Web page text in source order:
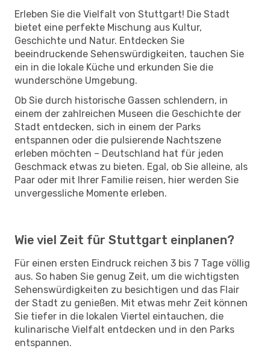
Erleben Sie die Vielfalt von Stuttgart! Die Stadt
bietet eine perfekte Mischung aus Kultur,
Geschichte und Natur. Entdecken Sie
beeindruckende Sehenswürdigkeiten, tauchen Sie
ein in die lokale Küche und erkunden Sie die
wunderschöne Umgebung.
Ob Sie durch historische Gassen schlendern, in
einem der zahlreichen Museen die Geschichte der
Stadt entdecken, sich in einem der Parks
entspannen oder die pulsierende Nachtszene
erleben möchten – Deutschland hat für jeden
Geschmack etwas zu bieten. Egal, ob Sie alleine, als
Paar oder mit Ihrer Familie reisen, hier werden Sie
unvergessliche Momente erleben.
Wie viel Zeit für Stuttgart einplanen?
Für einen ersten Eindruck reichen 3 bis 7 Tage völlig
aus. So haben Sie genug Zeit, um die wichtigsten
Sehenswürdigkeiten zu besichtigen und das Flair
der Stadt zu genießen. Mit etwas mehr Zeit können
Sie tiefer in die lokalen Viertel eintauchen, die
kulinarische Vielfalt entdecken und in den Parks
entspannen.